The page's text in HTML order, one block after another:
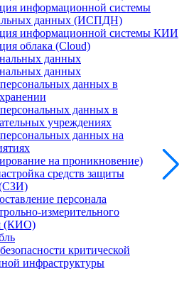
информационной системы
данных (ИСПДН)
информационной системы КИИ
облака (Cloud)
данных
данных
данных в
данных в
учреждениях
данных на
на проникновение)
средств защиты
персонала
измерительного
(КИО)
критической
инфраструктуры